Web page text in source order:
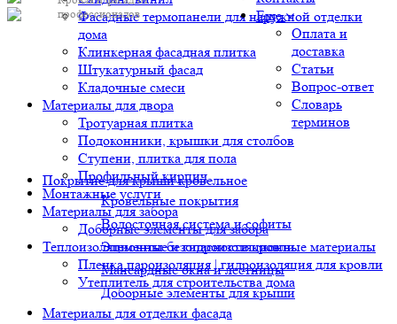
Фасадные термопанели для наружной отделки
дома
Клинкерная фасадная плитка
Штукатурный фасад
Кладочные смеси
Материалы для двора
Тротуарная плитка
Подоконники, крышки для столбов
Ступени, плитка для пола
Профильный кирпич
Монтажные услуги
Материалы для забора
Доборные элементы для забора
Теплоизоляционные и гидроизоляционные материалы
Пленка пароизоляция | гидроизоляция для кровли
Утеплитель для строительства дома
профессионалов
Еще
Оплата и
доставка
Статьи
Вопрос-ответ
Словарь
терминов
Покрытие для крыши кровельное
Кровельные покрытия
Водосточная система и софиты
Элементы безопасности кровли
Мансардные окна и лестницы
Доборные элементы для крыши
Материалы для отделки фасада